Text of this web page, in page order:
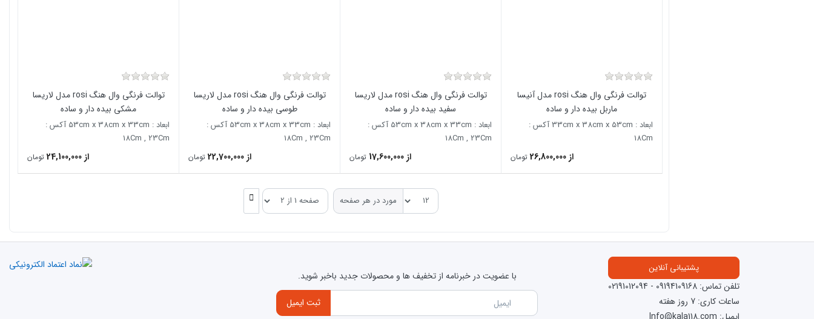
توالت فرنگی وال هنگ rosi مدل آنیسا
ماربل بیده دار و ساده
ابعاد : 33cm x 38cm x 53cm آکس :
18Cm
از 26,800,000 تومان
توالت فرنگی وال هنگ rosi مدل لاریسا
سفید بیده دار و ساده
ابعاد : 53cm x 38cm x 33cm آکس :
18Cm , 23Cm
از 17,600,000 تومان
توالت فرنگی وال هنگ rosi مدل لاریسا
طوسی بیده دار و ساده
ابعاد : 53cm x 38cm x 33cm آکس :
18Cm , 23Cm
از 22,700,000 تومان
توالت فرنگی وال هنگ rosi مدل لاریسا
مشکی بیده دار و ساده
ابعاد : 53cm x 38cm x 33cm آکس :
18Cm , 23Cm
از 24,100,000 تومان
مورد در هر صفحه
با عضویت در خبرنامه از تخفیف ها و محصولات جدید باخبر شوید.
ثبت ایمیل
پشتیبانی آنلاین
تلفن تماس: 09194109168
-
02191012094
ساعات کاری: 7 روز هفته